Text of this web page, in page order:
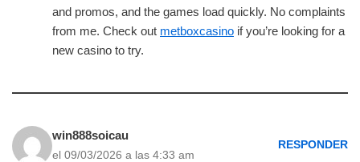
and promos, and the games load quickly. No complaints
from me. Check out metboxcasino if you’re looking for a
new casino to try.
win888soicau
el 09/03/2026 a las 4:33 am
RESPONDER